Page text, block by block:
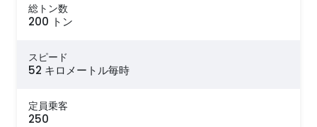
総トン数
200 トン
スピード
52 キロメートル毎時
定員乗客
250